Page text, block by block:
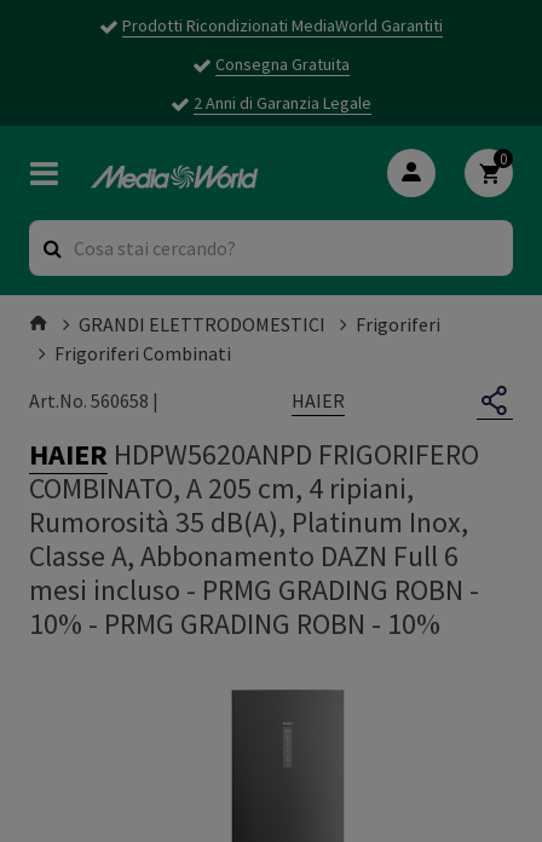
Prodotti Ricondizionati MediaWorld Garantiti
Consegna Gratuita
2 Anni di Garanzia Legale
0
GRANDI ELETTRODOMESTICI
Frigoriferi
Frigoriferi Combinati
Art.No. 560658 |
HAIER
HAIER HDPW5620ANPD FRIGORIFERO
COMBINATO, A 205 cm, 4 ripiani,
Rumorosità 35 dB(A), Platinum Inox,
Classe A, Abbonamento DAZN Full 6
mesi incluso - PRMG GRADING ROBN -
10% - PRMG GRADING ROBN - 10%